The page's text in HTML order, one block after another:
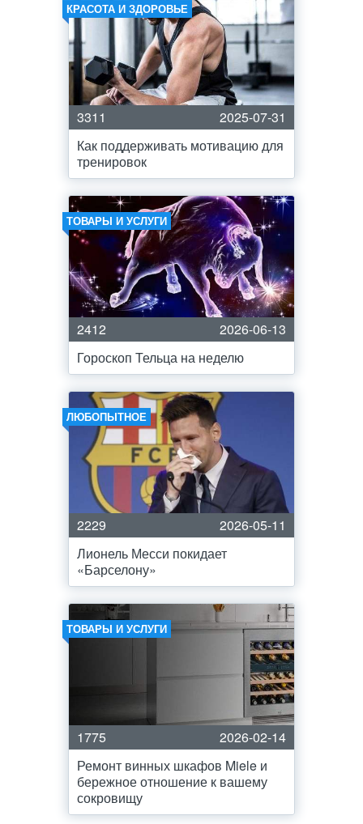
КРАСОТА И ЗДОРОВЬЕ
3311
2025-07-31
Как поддерживать мотивацию для
тренировок
ТОВАРЫ И УСЛУГИ
2412
2026-06-13
Гороскоп Тельца на неделю
ЛЮБОПЫТНОЕ
2229
2026-05-11
Лионель Месси покидает
«Барселону»
ТОВАРЫ И УСЛУГИ
1775
2026-02-14
Ремонт винных шкафов Miele и
бережное отношение к вашему
сокровищу